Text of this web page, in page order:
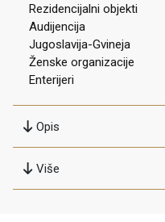
Rezidencijalni objekti
Audijencija
Jugoslavija-Gvineja
Ženske organizacije
Enterijeri
Opis
Više